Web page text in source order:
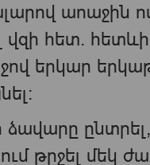
աոաջին
վզի հետ.
երկար
թրջել մեկ